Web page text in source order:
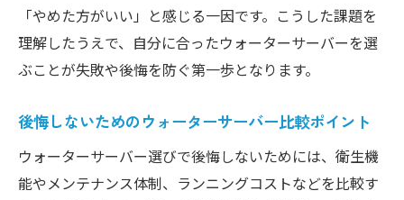
「やめた方がいい」と感じる一因です。こうした課題を
理解したうえで、自分に合ったウォーターサーバーを選
ぶことが失敗や後悔を防ぐ第一歩となります。
後悔しないためのウォーターサーバー比較ポイント
ウォーターサーバー選びで後悔しないためには、衛生機
能やメンテナンス体制、ランニングコストなどを比較す